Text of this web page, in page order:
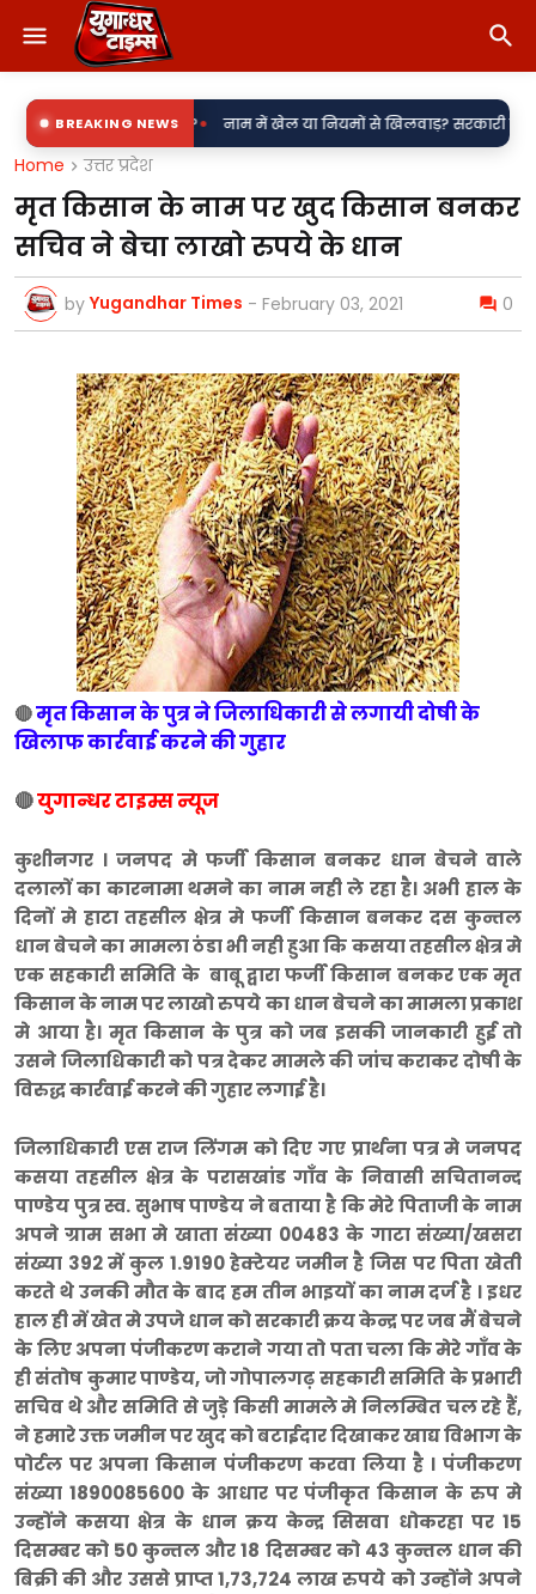
BREAKING NEWS
उपकेंद्र?• नाम में खेल या नियमों से खिलवाड़? सरकारी शिलापट्टों पर 'किरन'
Home उत्तर प्रदेश
मृत किसान के नाम पर खुद किसान बनकर
सचिव ने बेचा लाखो रुपये के धान
by Yugandhar Times - February 03, 2021 0
🔴मृत किसान के पुत्र ने जिलाधिकारी से लगायी दोषी के
खिलाफ कार्रवाई करने की गुहार
🔴युगान्धर टाइम्स न्यूज
कुशीनगर । जनपद मे फर्जी किसान बनकर धान बेचने वाले
दलालों का कारनामा थमने का नाम नही ले रहा है। अभी हाल के
दिनों मे हाटा तहसील क्षेत्र मे फर्जी किसान बनकर दस कुन्तल
धान बेचने का मामला ठंडा भी नही हुआ कि कसया तहसील क्षेत्र मे
एक सहकारी समिति के बाबू द्वारा फर्जी किसान बनकर एक मृत
किसान के नाम पर लाखो रुपये का धान बेचने का मामला प्रकाश
मे आया है। मृत किसान के पुत्र को जब इसकी जानकारी हुई तो
उसने जिलाधिकारी को पत्र देकर मामले की जांच कराकर दोषी के
विरुद्ध कार्रवाई करने की गुहार लगाई है।
जिलाधिकारी एस राज लिंगम को दिए गए प्रार्थना पत्र मे जनपद
कसया तहसील क्षेत्र के परासखांड गाँव के निवासी सचितानन्द
पाण्डेय पुत्र स्व. सुभाष पाण्डेय ने बताया है कि मेरे पिताजी के नाम
अपने ग्राम सभा मे खाता संख्या 00483 के गाटा संख्या/खसरा
संख्या 392 में कुल 1.9190 हेक्टेयर जमीन है जिस पर पिता खेती
करते थे उनकी मौत के बाद हम तीन भाइयों का नाम दर्ज है । इधर
हाल ही में खेत मे उपजे धान को सरकारी क्रय केन्द्र पर जब मैं बेचने
के लिए अपना पंजीकरण कराने गया तो पता चला कि मेरे गाँव के
ही संतोष कुमार पाण्डेय, जो गोपालगढ़ सहकारी समिति के प्रभारी
सचिव थे और समिति से जुड़े किसी मामले मे निलम्बित चल रहे हैं,
ने हमारे उक्त जमीन पर खुद को बटाईदार दिखाकर खाद्य विभाग के
पोर्टल पर अपना किसान पंजीकरण करवा लिया है । पंजीकरण
संख्या 1890085600 के आधार पर पंजीकृत किसान के रुप मे
उन्होंने कसया क्षेत्र के धान क्रय केन्द्र सिसवा धोकरहा पर 15
दिसम्बर को 50 कुन्तल और 18 दिसम्बर को 43 कुन्तल धान की
बिक्री की और उससे प्राप्त 1,73,724 लाख रुपये को उन्होंने अपने